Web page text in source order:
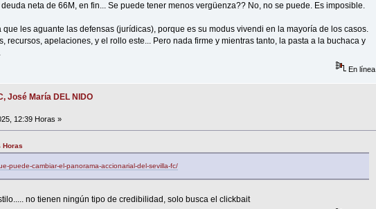
neta de 66M, en fin... Se puede tener menos vergüenza?? No, no se puede. Es imposible.
que les aguante las defensas (jurídicas), porque es su modus vivendi en la mayoría de los casos.
recursos, apelaciones, y el rollo este... Pero nada firme y mientras tanto, la pasta a la buchaca y
En línea
José María DEL NIDO
12:39 Horas »
Horas
puede-cambiar-el-panorama-accionarial-del-sevilla-fc/
no tienen ningún tipo de credibilidad, solo busca el clickbait